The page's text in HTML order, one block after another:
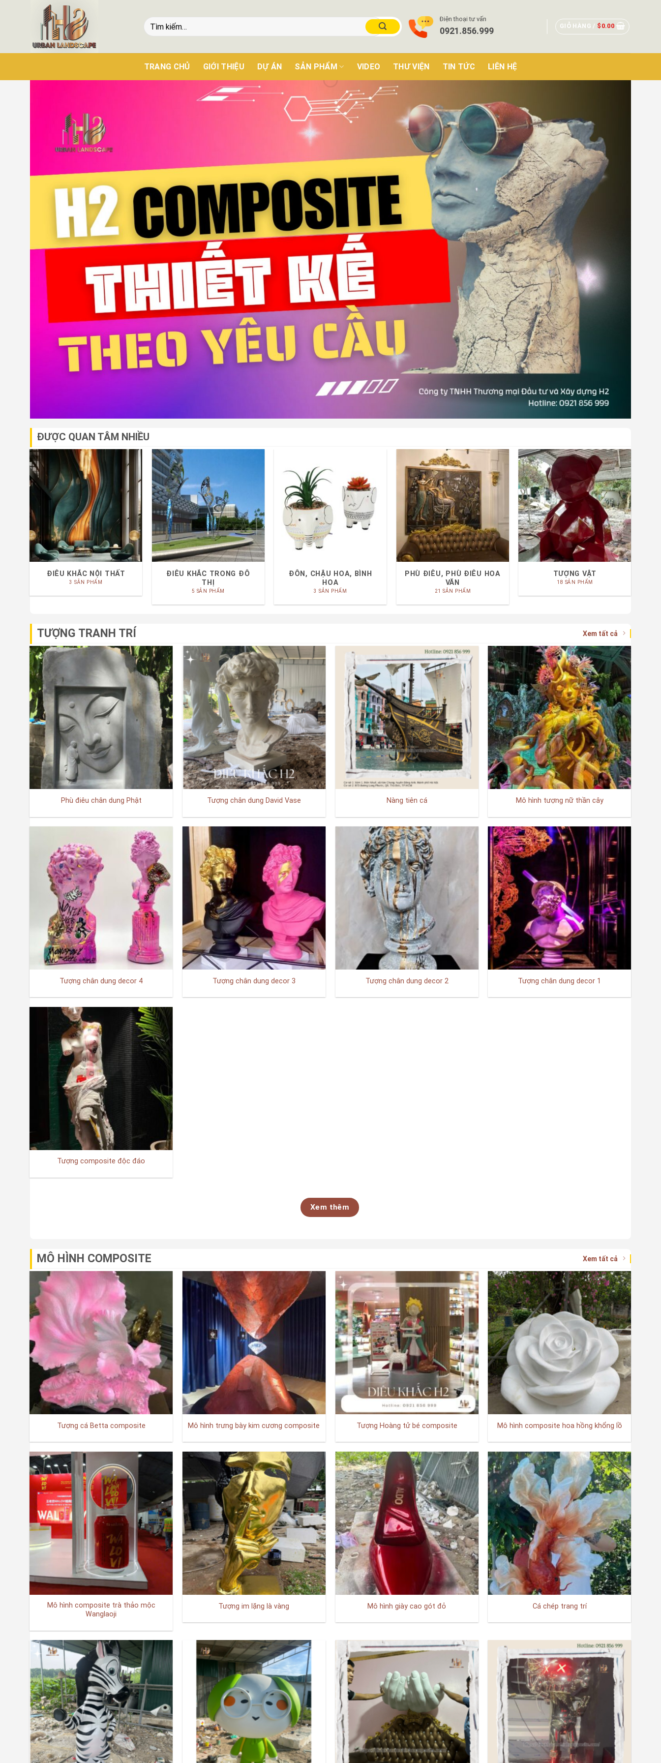
Điện thoại tư vấn
0921.856.999
GIỎ HÀNG / $ 0.00
TRANG CHỦ GIỚI THIỆU DỰ ÁN SẢN PHẨM VIDEO THƯ VIỆN TIN TỨC LIÊN HỆ
ĐƯỢC QUAN TÂM NHIỀU
ĐIÊU KHẮC NỘI THẤT
3 SẢN PHẨM
ĐIÊU KHẮC TRONG ĐÔ
THỊ
5 SẢN PHẨM
ĐÔN, CHẬU HOA, BÌNH
HOA
3 SẢN PHẨM
PHÙ ĐIÊU, PHÙ ĐIÊU HOA
VĂN
21 SẢN PHẨM
TƯỢNG VẬT
18 SẢN PHẨM
TƯỢNG TRANH TRÍ Xem tất cả
Phù điêu chân dung Phật Tượng chân dung David Vase Nàng tiên cá Mô hình tượng nữ thần cây
Tượng chân dung decor 4 Tượng chân dung decor 3 Tượng chân dung decor 2 Tượng chân dung decor 1
Tượng composite độc đáo
Xem thêm
MÔ HÌNH COMPOSITE Xem tất cả
Tượng cá Betta composite Mô hình trưng bày kim cương composite Tượng Hoàng tử bé composite Mô hình composite hoa hồng khổng lồ
Mô hình composite trà thảo mộc
Wanglaoji
Tượng im lặng là vàng Mô hình giày cao gót đỏ Cá chép trang trí